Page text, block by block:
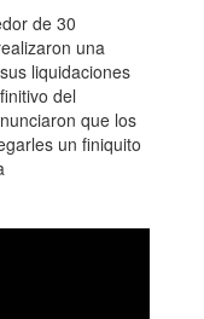
de 30
una
liquidaciones
del
que los
un finiquito